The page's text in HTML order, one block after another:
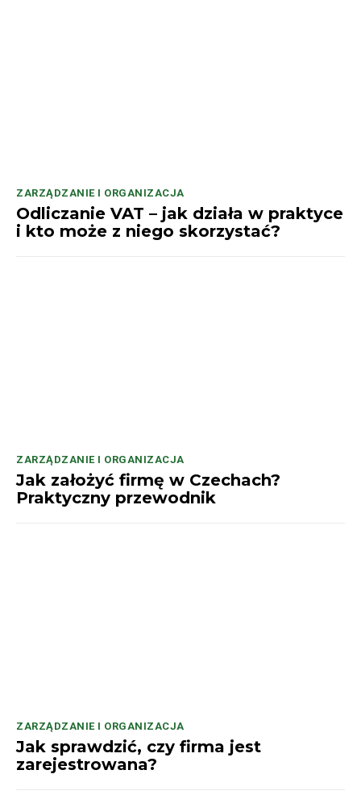
ZARZĄDZANIE I ORGANIZACJA
Odliczanie VAT – jak działa w praktyce
i kto może z niego skorzystać?
ZARZĄDZANIE I ORGANIZACJA
Jak założyć firmę w Czechach?
Praktyczny przewodnik
ZARZĄDZANIE I ORGANIZACJA
Jak sprawdzić, czy firma jest
zarejestrowana?